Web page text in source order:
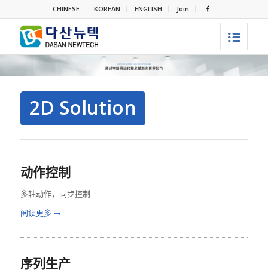
CHINESE KOREAN ENGLISH Join
2D Solution
动作控制
多轴动作，同步控制
阅读更多 →
序列生产